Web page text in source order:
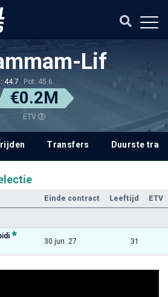
Lif
44.7 Pot: 45.6
€0.2M
ETV
Transfers Duurste
Einde contract Leeftijd ETV
30 jun. 27 31